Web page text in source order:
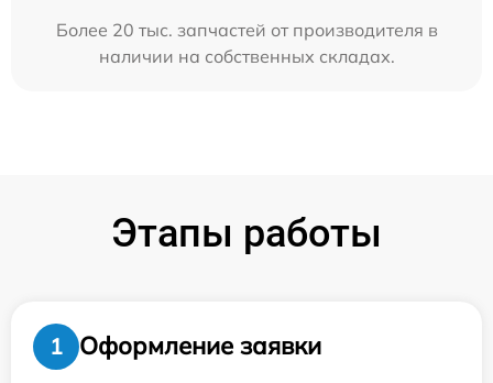
Более 20 тыс. запчастей от производителя в
наличии на собственных складах.
Этапы работы
1
Оформление заявки